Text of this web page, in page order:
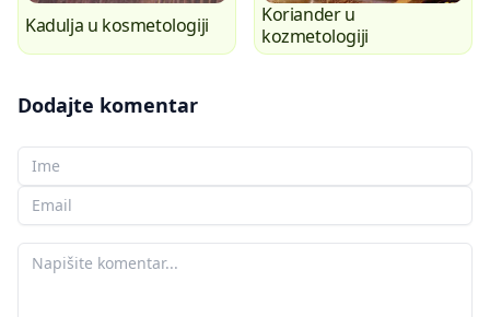
Kadulja u kosmetologiji
Koriander u
kozmetologiji
Dodajte komentar
Vaše ime
Vaš e-mail
Vaš komentar